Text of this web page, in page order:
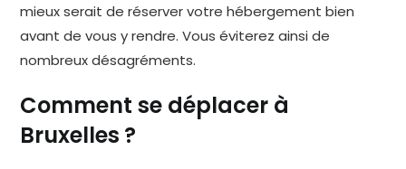
mieux serait de réserver votre hébergement bien
avant de vous y rendre. Vous éviterez ainsi de
nombreux désagréments.
Comment se déplacer à
Bruxelles ?